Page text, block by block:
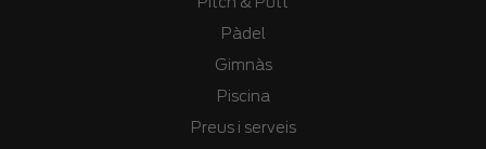
Pàdel
Gimnàs
Piscina
Preus i serveis